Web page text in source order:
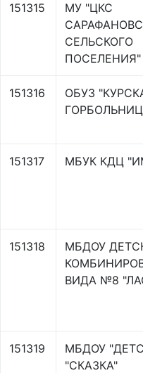
151315
МУ "ЦКС
СЕЛЬСКОГО
ПОСЕЛЕНИЯ"
151316
ОБУЗ
151317 МБУК КДЦ
151318
МБДОУ
ВИДА №8
151319
МБДОУ
"СКАЗКА"